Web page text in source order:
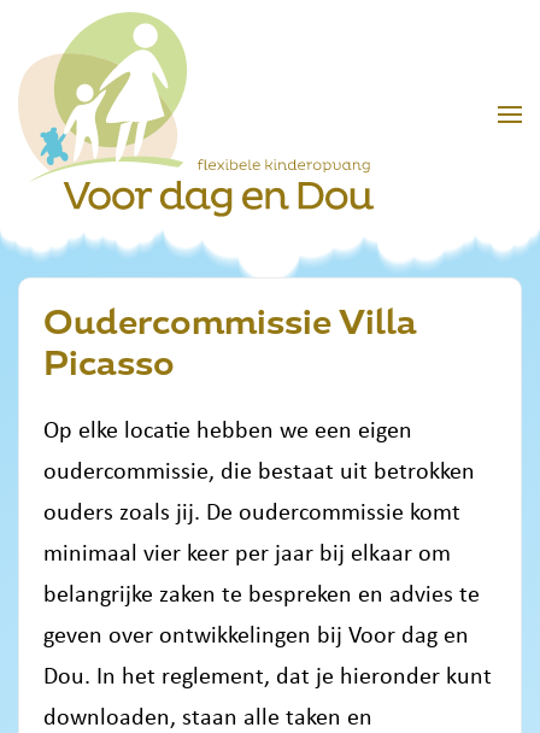
Skip to main content
Oudercommissie Villa
Picasso
Op elke locatie hebben we een eigen
oudercommissie, die bestaat uit betrokken
ouders zoals jij. De oudercommissie komt
minimaal vier keer per jaar bij elkaar om
belangrijke zaken te bespreken en advies te
geven over ontwikkelingen bij Voor dag en
Dou. In het reglement, dat je hieronder kunt
downloaden, staan alle taken en